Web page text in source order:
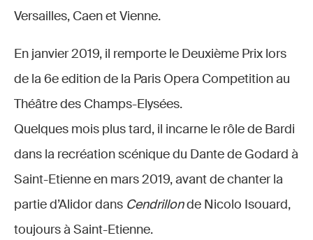
Versailles, Caen et Vienne.
En janvier 2019, il remporte le Deuxième Prix lors
de la 6e edition de la Paris Opera Competition au
Théâtre des Champs-Elysées.
Quelques mois plus tard, il incarne le rôle de Bardi
dans la recréation scénique du Dante de Godard à
Saint-Etienne en mars 2019, avant de chanter la
partie d’Alidor dans Cendrillonde Nicolo Isouard,
toujours à Saint-Etienne.